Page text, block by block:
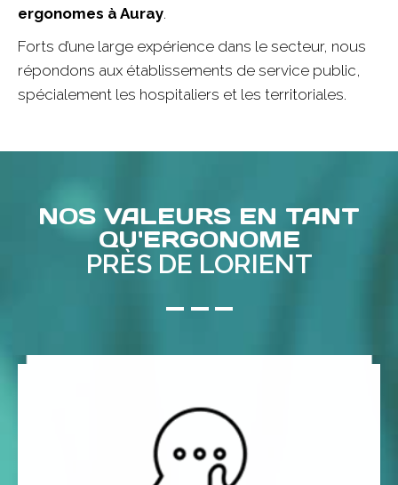
ergonomes à Auray.
Forts d’une large expérience dans le secteur, nous
répondons aux établissements de service public,
spécialement les hospitaliers et les territoriales.
NOS VALEURS EN TANT
QU'ERGONOME
PRÈS DE LORIENT
vous assiste en matière de prévention des risques et
ergonomie.